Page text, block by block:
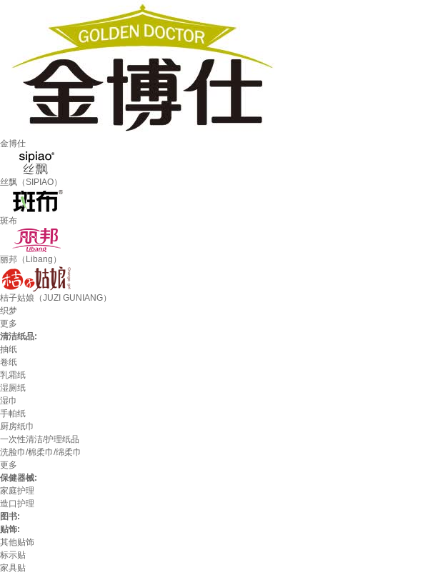
金博仕
丝飘（SIPIAO）
斑布
丽邦（Libang）
桔子姑娘（JUZI GUNIANG）
织梦
更多
清洁纸品:
抽纸
卷纸
乳霜纸
湿厕纸
湿巾
手帕纸
厨房纸巾
一次性清洁/护理纸品
洗脸巾/棉柔巾/绵柔巾
更多
保健器械:
家庭护理
造口护理
图书:
贴饰:
其他贴饰
标示贴
家具贴